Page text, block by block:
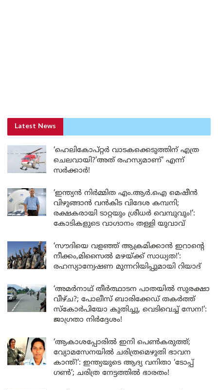
Latest News
‘ഹെലികോപ്റ്റർ വാടകക്കെടുത്തിന് എത്ര
ചെലവായി?’അത് രഹസ്യമാണ്’ എന്ന്
സർക്കാർ!
‘ഇന്ത്യൻ നിർമ്മിത എം.ആർ.ഐ മെഷീൻ
വിഴുങ്ങാൻ വൻകിട വിദേശ കമ്പനി;
രക്ഷകരായി ടാറ്റയും ശ്രീധർ വെമ്പുവും!’:
കോടികളുടെ വാഗ്ദാനം തള്ളി യുവാവ്
‘സൗദിയെ വളഞ്ഞ് ആക്രമിക്കാൻ ഇറാന്റെ
നീക്കം,മിസൈൽ മഴയ്ക്ക് സാധ്യത!’:
രഹസ്യാന്വേഷണ മുന്നറിയിപ്പുമായി റിയാദ്
‘അമർനാഥ് തീർത്ഥാടന പാതയിൽ സുരക്ഷാ
വീഴ്ച?; പോലീസ് ബാരിക്കേഡ് തകർത്ത്
സ്കോർപിയോ കുതിച്ചു, വെടിവെച്ച് സേന!’:
ജാഗ്രതാ നിർദ്ദേശം!
‘ആകാശപ്പോരിൽ ഇനി പെൺകരുത്ത്;
വ്യോമസേനയിൽ ചരിത്രമെഴുതി ഭാവന
കാന്ത്!’: ഇന്ത്യയുടെ ആദ്യ വനിതാ ‘ടോപ്പ്
ഗൺ’; ചരിത്ര നേട്ടത്തിൽ ഭാരതം!